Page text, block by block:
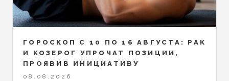
ГОРОСКОП С 10 ПО 16 АВГУСТА: РАК
И КОЗЕРОГ УПРОЧАТ ПОЗИЦИИ,
ПРОЯВИВ ИНИЦИАТИВУ
08.08.2026